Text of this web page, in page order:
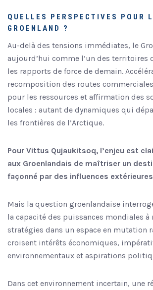
QUELLES PERSPECTIVES POUR
GROENLAND ?
Au-delà des tensions immédiates, le
aujourd’hui comme l’un des territoires
les rapports de force de demain.
recomposition des routes
pour les ressources et affirmation des
locales : autant de dynamiques qui
les frontières de l’Arctique.
Pour Vittus Qujaukitsoq, l’enjeu est
aux Groenlandais de maîtriser un
façonné par des influences
Mais la question groenlandaise
la capacité des puissances mondiales à
stratégies dans un espace en mutation
croisent intérêts économiques,
environnementaux et aspirations
Dans cet environnement incertain, une